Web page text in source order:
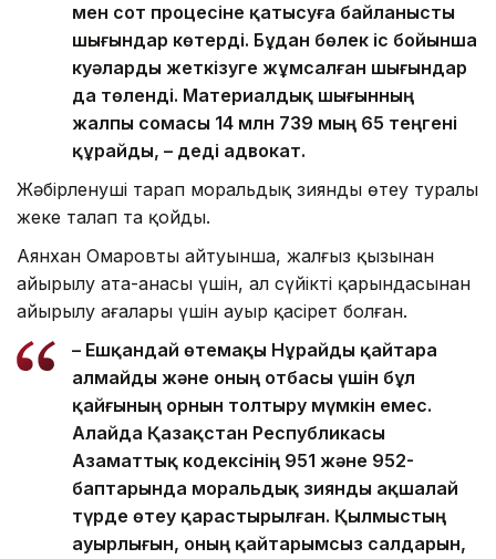
мен сот процесіне қатысуға байланысты
шығындар көтерді. Бұдан бөлек іс бойынша
куәларды жеткізуге жұмсалған шығындар
да төленді. Материалдық шығынның
жалпы сомасы 14 млн 739 мың 65 теңгені
құрайды, – деді адвокат.
Жәбірленуші тарап моральдық зиянды өтеу туралы
жеке талап та қойды.
Аянхан Омаровтың айтуынша, жалғыз қызынан
айырылу ата-анасы үшін, ал сүйікті қарындасынан
айырылу ағалары үшін ауыр қасірет болған.
– Ешқандай өтемақы Нұрайды қайтара
алмайды және оның отбасы үшін бұл
қайғының орнын толтыру мүмкін емес.
Алайда Қазақстан Республикасы
Азаматтық кодексінің 951 және 952-
баптарында моральдық зиянды ақшалай
түрде өтеу қарастырылған. Қылмыстың
ауырлығын, оның қайтарымсыз салдарын,